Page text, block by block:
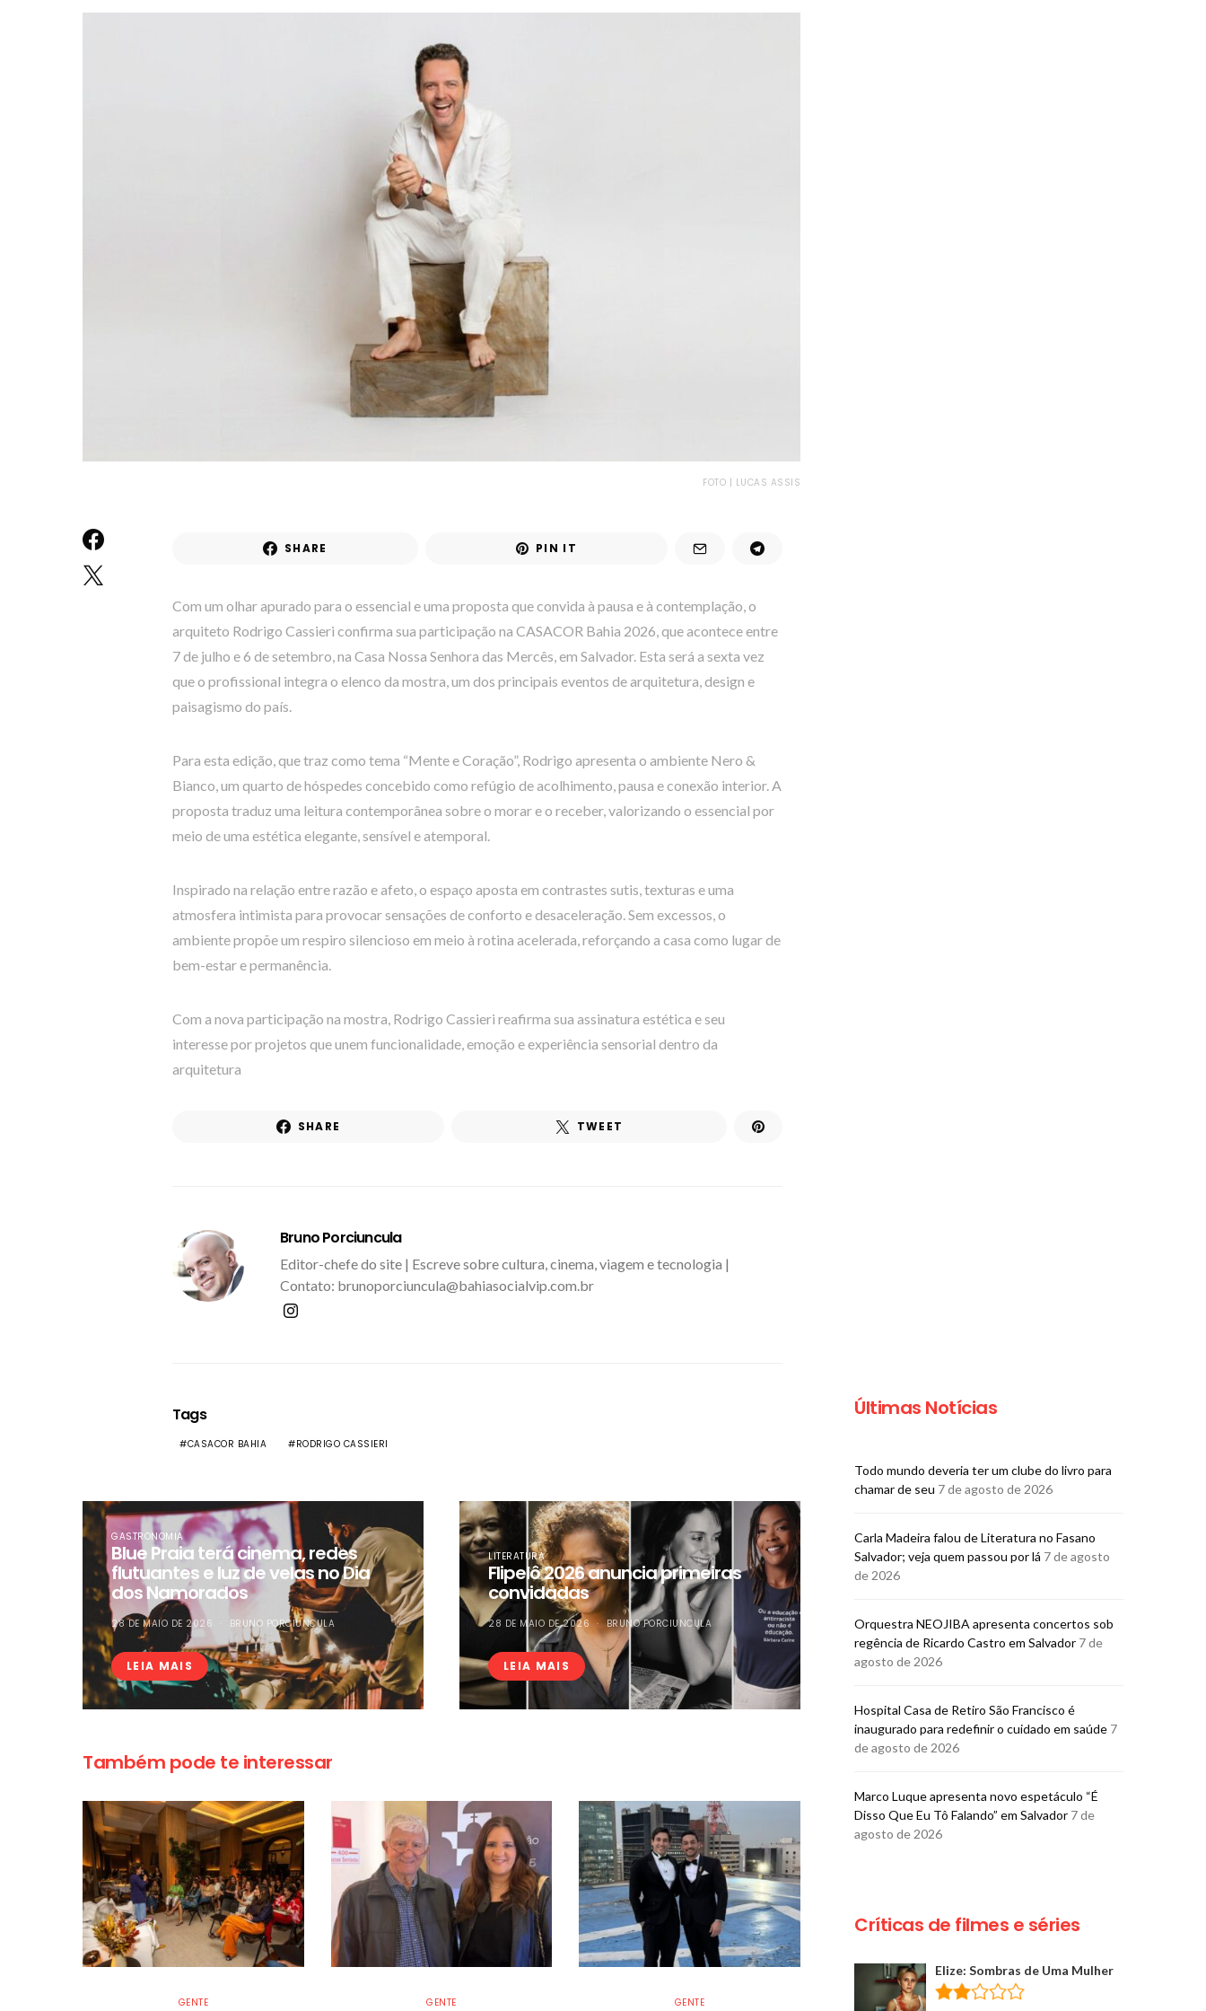
FOTO | LUCAS ASSIS
SHARE PIN IT
Com um olhar apurado para o essencial e uma proposta que convida à pausa e à contemplação, o
arquiteto Rodrigo Cassieri confirma sua participação na CASACOR Bahia 2026, que acontece entre
7 de julho e 6 de setembro, na Casa Nossa Senhora das Mercês, em Salvador. Esta será a sexta vez
que o profissional integra o elenco da mostra, um dos principais eventos de arquitetura, design e
paisagismo do país.
Para esta edição, que traz como tema “Mente e Coração”, Rodrigo apresenta o ambiente Nero &
Bianco, um quarto de hóspedes concebido como refúgio de acolhimento, pausa e conexão interior. A
proposta traduz uma leitura contemporânea sobre o morar e o receber, valorizando o essencial por
meio de uma estética elegante, sensível e atemporal.
Inspirado na relação entre razão e afeto, o espaço aposta em contrastes sutis, texturas e uma
atmosfera intimista para provocar sensações de conforto e desaceleração. Sem excessos, o
ambiente propõe um respiro silencioso em meio à rotina acelerada, reforçando a casa como lugar de
bem-estar e permanência.
Com a nova participação na mostra, Rodrigo Cassieri reafirma sua assinatura estética e seu
interesse por projetos que unem funcionalidade, emoção e experiência sensorial dentro da
arquitetura
SHARE TWEET
Bruno Porciuncula
Editor-chefe do site | Escreve sobre cultura, cinema, viagem e tecnologia |
Contato: brunoporciuncula@bahiasocialvip.com.br
Tags
CASACOR BAHIA RODRIGO CASSIERI
GASTRONOMIA
​Blue Praia terá cinema, redes
flutuantes e luz de velas no Dia
dos Namorados
28 DE MAIO DE 2026 BRUNO PORCIUNCULA
LEIA MAIS
LITERATURA
Flipelô 2026 anuncia primeiras
convidadas
28 DE MAIO DE 2026 BRUNO PORCIUNCULA
LEIA MAIS
Também pode te interessar
GENTE GENTE GENTE GENTE
Últimas Notícias
Todo mundo deveria ter um clube do livro para
chamar de seu 7 de agosto de 2026
Carla Madeira falou de Literatura no Fasano
Salvador; veja quem passou por lá 7 de agosto
de 2026
Orquestra NEOJIBA apresenta concertos sob
regência de Ricardo Castro em Salvador 7 de
agosto de 2026
Hospital Casa de Retiro São Francisco é
inaugurado para redefinir o cuidado em saúde 7
de agosto de 2026
Marco Luque apresenta novo espetáculo “É
Disso Que Eu Tô Falando” em Salvador 7 de
agosto de 2026
Críticas de filmes e séries
Elize: Sombras de Uma Mulher